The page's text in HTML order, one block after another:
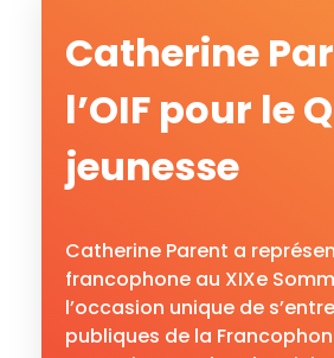
Catherine
l’OIF pour le
jeunesse
Catherine Parent a
francophone au XIXe
l’occasion unique de
publiques de la